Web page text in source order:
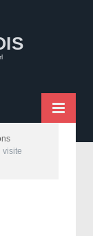
visite